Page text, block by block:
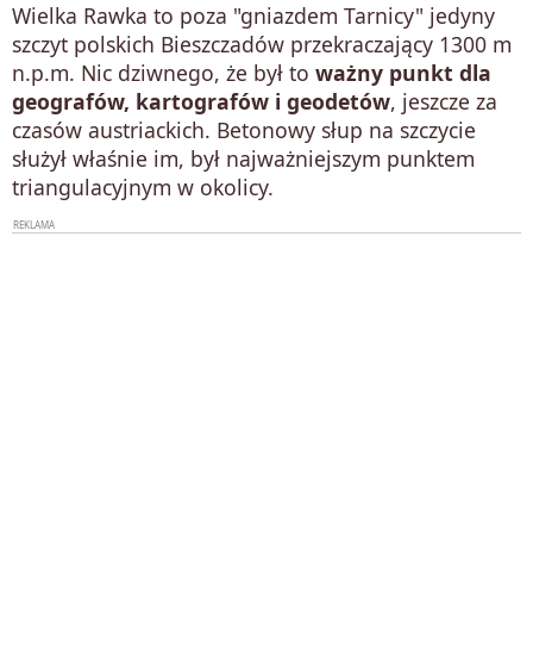
Wielka Rawka to poza "gniazdem Tarnicy" jedyny
szczyt polskich Bieszczadów przekraczający 1300 m
n.p.m. Nic dziwnego, że był to ważny punkt dla
geografów, kartografów i geodetów, jeszcze za
czasów austriackich. Betonowy słup na szczycie
służył właśnie im, był najważniejszym punktem
triangulacyjnym w okolicy.